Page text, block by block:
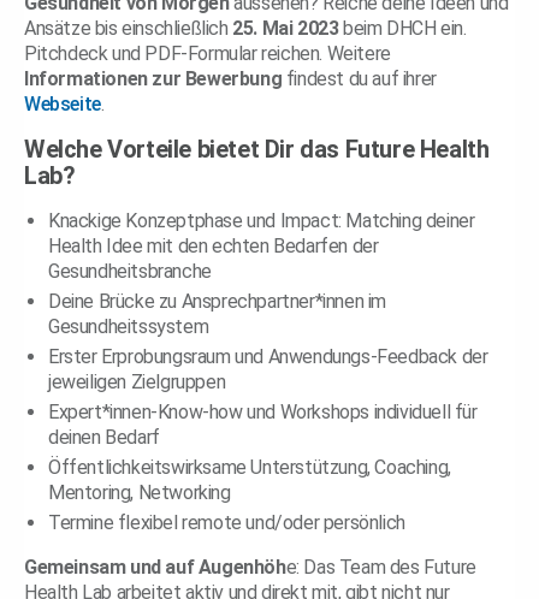
Ansätze bis einschließlich 25. Mai 2023beim DHCH ein.
Pitchdeck und PDF-Formular reichen. Weitere
Informationen zur Bewerbung findest du auf ihrer
Webseite.
Welche Vorteile bietet Dir das Future Health
Lab?
Knackige Konzeptphase und Impact: Matching deiner
Health Idee mit den echten Bedarfen der
Gesundheitsbranche
Deine Brücke zu Ansprechpartner*innen im
Gesundheitssystem
Erster Erprobungsraum und Anwendungs-Feedback der
jeweiligen Zielgruppen
Expert*innen-Know-how und Workshops individuell für
deinen Bedarf
Öffentlichkeitswirksame Unterstützung, Coaching,
Mentoring, Networking
Termine flexibel remote und/oder persönlich
Gemeinsam und auf Augenhöhe: Das Team des Future
Health Lab arbeitet aktiv und direkt mit, gibt nicht nur